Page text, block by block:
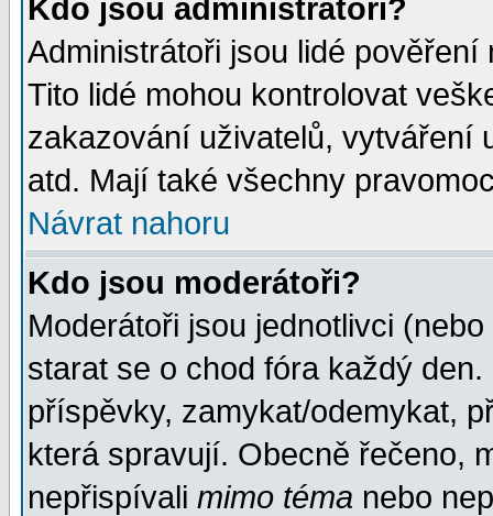
Kdo jsou administrátoři?
Administrátoři jsou lidé
Tito lidé mohou kontrolovat
zakazování uživatelů, vytváření
atd. Mají také všechny
Návrat nahoru
Kdo jsou moderátoři?
Moderátoři jsou jednotlivci
starat se o chod fóra každý
příspěvky, zamykat/odemykat,
která spravují. Obecně řečeno,
nepřispívali mimo téma nebo